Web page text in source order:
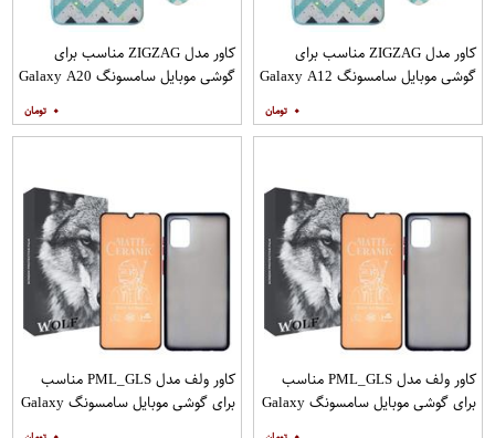
کاور مدل ZIGZAG مناسب برای
گوشی موبایل سامسونگ Galaxy A12
۰
کاور مدل ZIGZAG مناسب برای
گوشی موبایل سامسونگ Galaxy A20
۰
کاور ولف مدل PML_GLS مناسب
برای گوشی موبایل سامسونگ Galaxy
کاور ولف مدل PML_GLS مناسب
برای گوشی موبایل سامسونگ Galaxy